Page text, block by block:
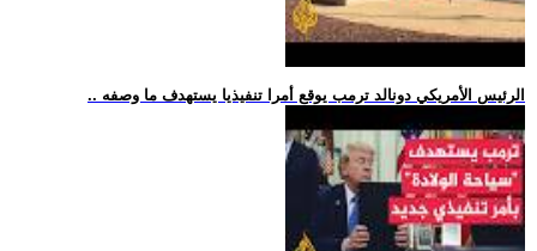
.. الرئيس الأمريكي دونالد ترمب يوقع أمرا تنفيذيا يستهدف ما وصفه